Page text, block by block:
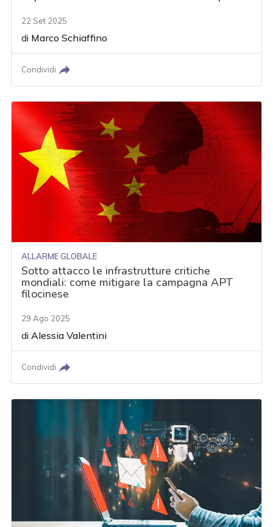
22 Set 2025
di Marco Schiaffino
Condividi
ALLARME GLOBALE
Sotto attacco le infrastrutture critiche
mondiali: come mitigare la campagna APT
filocinese
29 Ago 2025
diAlessia Valentini
Condividi